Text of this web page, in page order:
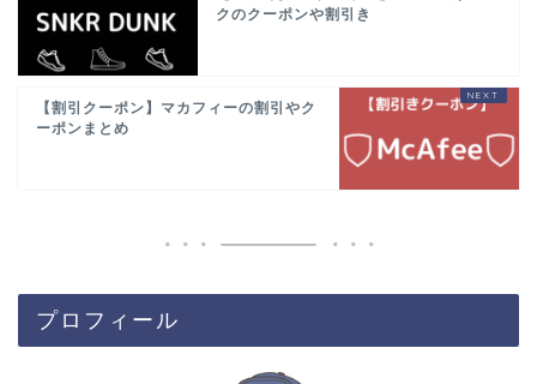
クのクーポンや割引き
【割引クーポン】マカフィーの割引やク
ーポンまとめ
プロフィール